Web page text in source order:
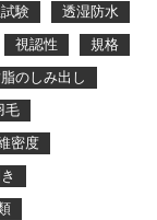
験
透湿防水
視認性
規格
のしみ出し
毛
密度